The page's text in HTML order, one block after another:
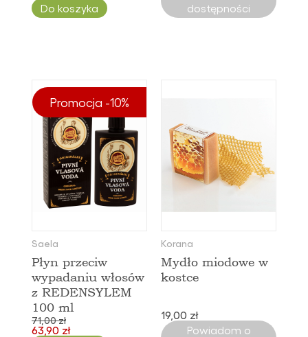
Do koszyka
dostępności
Promocja -10%
Saela
Płyn przeciw
wypadaniu włosów
z REDENSYLEM
100 ml
71,00 zł
63,90 zł
Korana
Mydło miodowe w
kostce
19,00 zł
Powiadom o